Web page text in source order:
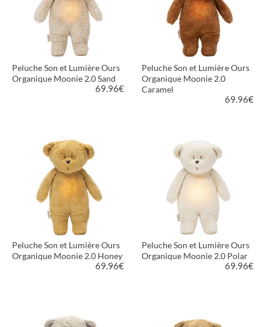
Peluche Son et Lumière Ours
Organique Moonie 2.0 Sand
69.96€
VOIR LE PRODUIT
Peluche Son et Lumière Ours
Organique Moonie 2.0
Caramel
69.96€
Peluche Son et Lumière Ours
Organique Moonie 2.0 Honey
69.96€
VOIR LE PRODUIT
Peluche Son et Lumière Ours
Organique Moonie 2.0 Polar
69.96€